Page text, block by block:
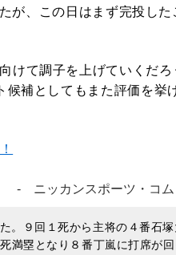
が、この日はまず完投した
て調子を上げていくだろ
補としてもまた評価を挙
ッカンスポーツ・コム
９回１死から主将の４番石塚
満塁となり８番丁嵐に打席が回